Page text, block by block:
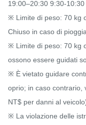
19:00–20:30 9:30-10:30
※ Limite di peso: 70 kg
Chiuso in caso di
※ Limite di peso: 70 kg
ossono essere guidati
※ È vietato guidare
oprio; in caso contrario,
NT$ per danni al
※ La violazione delle